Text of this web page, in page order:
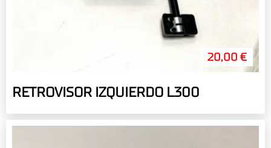
20,00 €
RETROVISOR IZQUIERDO L300